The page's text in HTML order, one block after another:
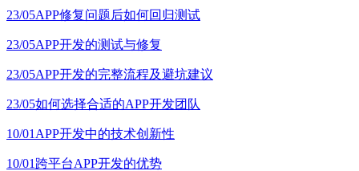
23/05APP修复问题后如何回归测试
23/05APP开发的测试与修复
23/05APP开发的完整流程及避坑建议
23/05如何选择合适的APP开发团队
10/01 APP开发中的技术创新性
10/01 跨平台APP开发的优势